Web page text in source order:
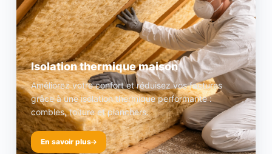
Isolation thermique maison
Améliorez votre confort et réduisez vos factures
grâce à une isolation thermique performante :
combles, toiture et planchers.
En savoir plus